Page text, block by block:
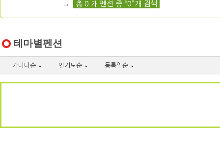
총 0 개 펜션 중 “0”개 검색
테마별펜션
가나다순 인기도순 등록일순